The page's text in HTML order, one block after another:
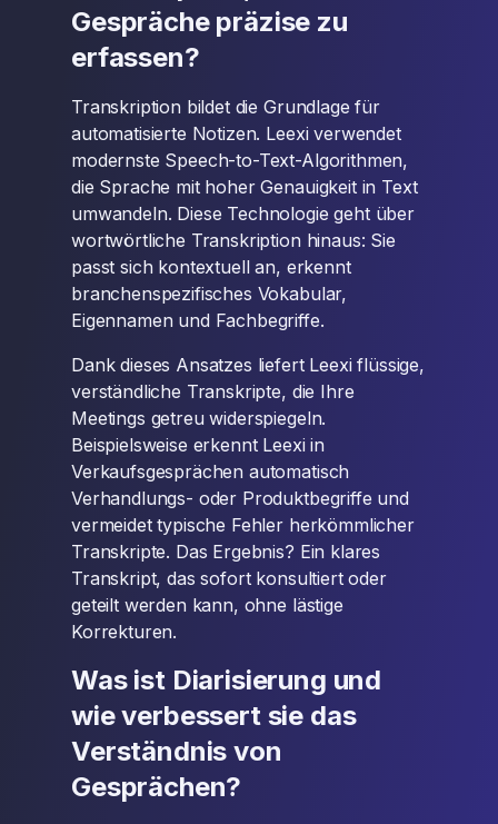
Gespräche präzise zu
erfassen?
Transkription bildet die Grundlage für
automatisierte Notizen. Leexi verwendet
modernste Speech-to-Text-Algorithmen,
die Sprache mit hoher Genauigkeit in Text
umwandeln. Diese Technologie geht über
wortwörtliche Transkription hinaus: Sie
passt sich kontextuell an, erkennt
branchenspezifisches Vokabular,
Eigennamen und Fachbegriffe.
Dank dieses Ansatzes liefert Leexi flüssige,
verständliche Transkripte, die Ihre
Meetings getreu widerspiegeln.
Beispielsweise erkennt Leexi in
Verkaufsgesprächen automatisch
Verhandlungs- oder Produktbegriffe und
vermeidet typische Fehler herkömmlicher
Transkripte. Das Ergebnis? Ein klares
Transkript, das sofort konsultiert oder
geteilt werden kann, ohne lästige
Korrekturen.
Was ist Diarisierung und
wie verbessert sie das
Verständnis von
Gesprächen?